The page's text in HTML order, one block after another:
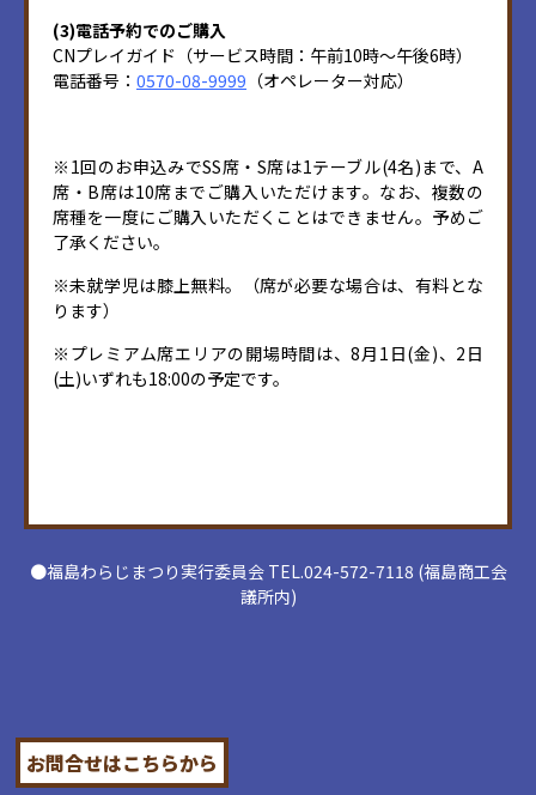
(3)電話予約でのご購入
CNプレイガイド（サービス時間：午前10時～午後6時）
電話番号： 0570-08-9999 （オペレーター対応）
※1回のお申込みでSS席・S席は1テーブル(4名)まで、A
席・B席は10席までご購入いただけます。なお、複数の
席種を一度にご購入いただくことはできません。予めご
了承ください。
※未就学児は膝上無料。（席が必要な場合は、有料とな
ります）
※プレミアム席エリアの開場時間は、8月1日(金)、2日
(土)いずれも18:00の予定です。
●福島わらじまつり実行委員会 TEL.024-572-7118 (福島商工会
議所内)
お問合せはこちらから